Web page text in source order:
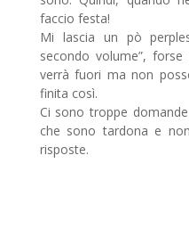
faccio festa!
Mi lascia un pò
secondo volume”,
verrà fuori ma non
finita così.
Ci sono troppe
che sono tardona e
risposte.